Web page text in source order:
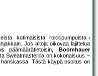
kotimaisista rokkipumpuista
Jos aitoja oikovaa lajittelua
päämäärätietoisin,
Boomhauer
Sweatmasterilla on kokonaisuus –
Tästä käypä osoitus on